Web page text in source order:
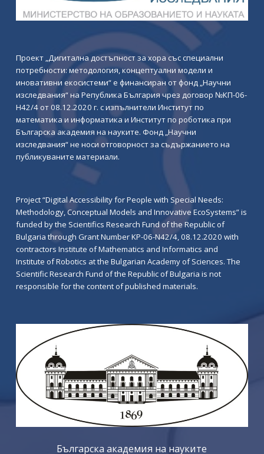
Проект „Дигитална достъпност за хора със специални
потребности: методология, концептуални модели и
иновативни екосистеми“ е финансиран от фонд „Научни
изследвания“ на Република България чрез договор №КП-06-
Н42/4 от 08.12.2020 г. с изпълнители Институт по
математика и информатика и Институт по роботика при
Българска академия на науките. Фонд „Научни
изследвания“ не носи отговорност за съдържанието на
публикуваните материали.
Project “Digital Accessibility for People with Special Needs:
Methodology, Conceptual Models and Innovative EcoSystems” is
funded by the Scientifics Research Fund of the Republic of
Bulgaria through Grant Number KP-06-N42/4, 08.12.2020 with
contractors Institute of Mathematics and Informatics and
Institute of Robotics at the Bulgarian Academy of Sciences. The
Scientific Research Fund of the Republic of Bulgaria is not
responsible for the content of published materials.
Българска академия на науките